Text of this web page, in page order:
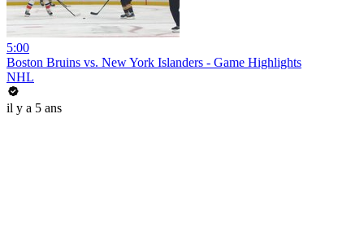
5:00
Boston Bruins vs. New York Islanders - Game Highlights
NHL
il y a 5 ans